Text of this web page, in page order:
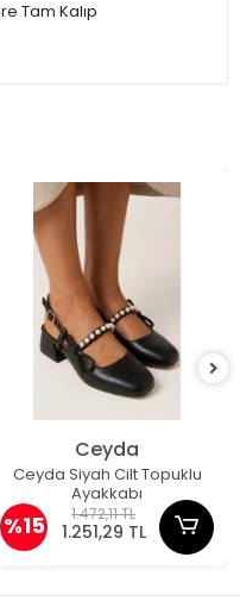
Tam Kalıp
Ceyda
Ceyda Siyah Cilt Topuklu
Ayakkabı
%15 1.472,11 TL
1.251,29 TL